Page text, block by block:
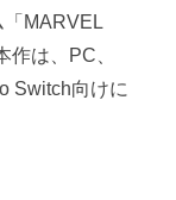
MARVEL
は、PC、
Switch向けに